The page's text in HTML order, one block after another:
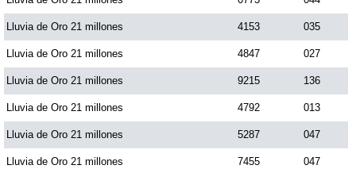
Motilon Noche
Paisita Día
Paisita Noche
Paisita 3
Lluvia de Oro 21 millones 4153 035
Lluvia de Oro 21 millones 4847 027
Lluvia de Oro 21 millones 9215 136
Lluvia de Oro 21 millones 4792 013
Lluvia de Oro 21 millones 5287 047
Lluvia de Oro 21 millones 7455 047